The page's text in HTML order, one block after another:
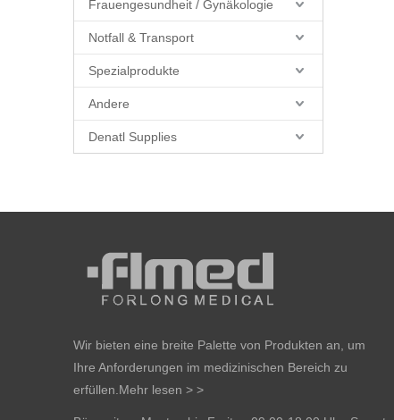
Frauengesundheit / Gynäkologie
Notfall & Transport
Spezialprodukte
Andere
Denatl Supplies
Wir bieten eine breite Palette von Produkten an, um
Ihre Anforderungen im medizinischen Bereich zu
erfüllen. Mehr lesen > >